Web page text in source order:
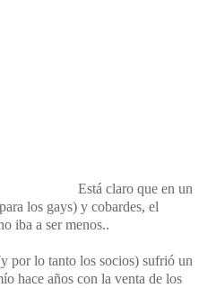
Está claro que en un
los gays) y cobardes, el
iba a ser menos..
por lo tanto los socios) sufrió un
hace años con la venta de los